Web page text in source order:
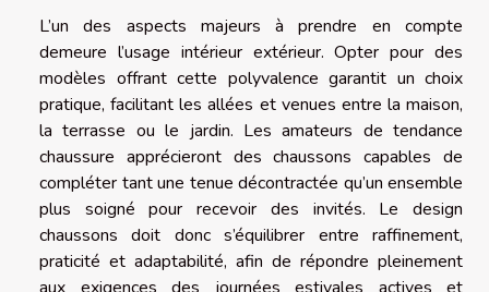
L’un des aspects majeurs à prendre en compte
demeure l’usage intérieur extérieur. Opter pour des
modèles offrant cette polyvalence garantit un choix
pratique, facilitant les allées et venues entre la maison,
la terrasse ou le jardin. Les amateurs de tendance
chaussure apprécieront des chaussons capables de
compléter tant une tenue décontractée qu’un ensemble
plus soigné pour recevoir des invités. Le design
chaussons doit donc s’équilibrer entre raffinement,
praticité et adaptabilité, afin de répondre pleinement